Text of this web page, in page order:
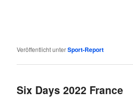
Veröffentlicht unterSport-Report
Six Days 2022 France